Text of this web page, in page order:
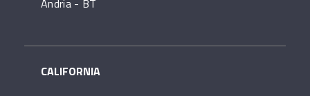
Andria - BT
CALIFORNIA